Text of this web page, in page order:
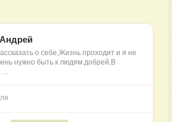
о себе,Жизнь проходит и я не
нужно быть к людям добрей,В